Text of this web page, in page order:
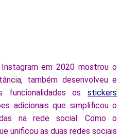
em 2020 mostrou o
também desenvolveu e
funcionalidades osstickers
adicionais que simplificou o
na rede social. Como o
unificou as duas redes sociais